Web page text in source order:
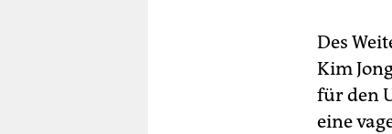
Des
Kim
für den
eine